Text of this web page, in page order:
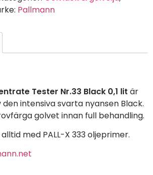
Pallmann
Tester Nr.33 Black 0,1 lit är
intensiva svarta nyansen Black.
golvet innan full behandling.
med PALL-X 333 oljeprimer.